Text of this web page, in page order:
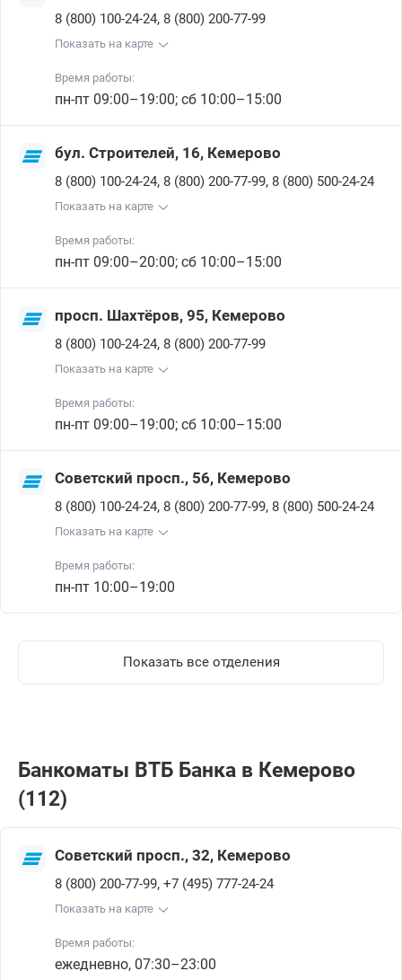
8 (800) 100-24-24, 8 (800) 200-77-99
Показать на карте
Время работы:
пн-пт 09:00–19:00; сб 10:00–15:00
бул. Строителей, 16, Кемерово
8 (800) 100-24-24, 8 (800) 200-77-99, 8 (800) 500-24-24
Показать на карте
Время работы:
пн-пт 09:00–20:00; сб 10:00–15:00
просп. Шахтёров, 95, Кемерово
8 (800) 100-24-24, 8 (800) 200-77-99
Показать на карте
Время работы:
пн-пт 09:00–19:00; сб 10:00–15:00
Советский просп., 56, Кемерово
8 (800) 100-24-24, 8 (800) 200-77-99, 8 (800) 500-24-24
Показать на карте
Время работы:
пн-пт 10:00–19:00
Показать все отделения
Банкоматы ВТБ Банкa в Кемерово
(112)
Советский просп., 32, Кемерово
8 (800) 200-77-99, +7 (495) 777-24-24
Показать на карте
Время работы:
ежедневно, 07:30–23:00